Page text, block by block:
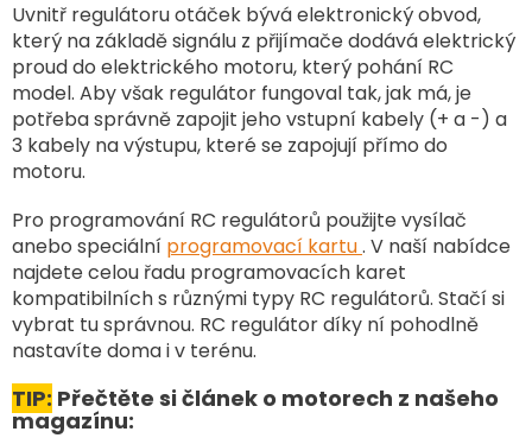
Uvnitř regulátoru otáček bývá elektronický obvod,
který na základě signálu z přijímače dodává elektrický
proud do elektrického motoru, který pohání RC
model. Aby však regulátor fungoval tak, jak má, je
potřeba správně zapojit jeho vstupní kabely (+ a -) a
3 kabely na výstupu, které se zapojují přímo do
motoru.
Pro programování RC regulátorů použijte vysílač
anebo speciální programovací kartu. V naší nabídce
najdete celou řadu programovacích karet
kompatibilních s různými typy RC regulátorů. Stačí si
vybrat tu správnou. RC regulátor díky ní pohodlně
nastavíte doma i v terénu.
TIP: Přečtěte si článek o motorech z našeho
magazínu: